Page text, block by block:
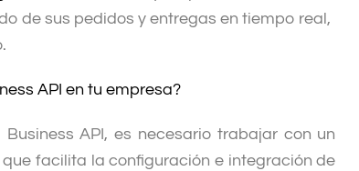
de sus pedidos y entregas en tiempo real,
API en tu empresa?
API, es necesario trabajar con un
facilita la configuración e integración de